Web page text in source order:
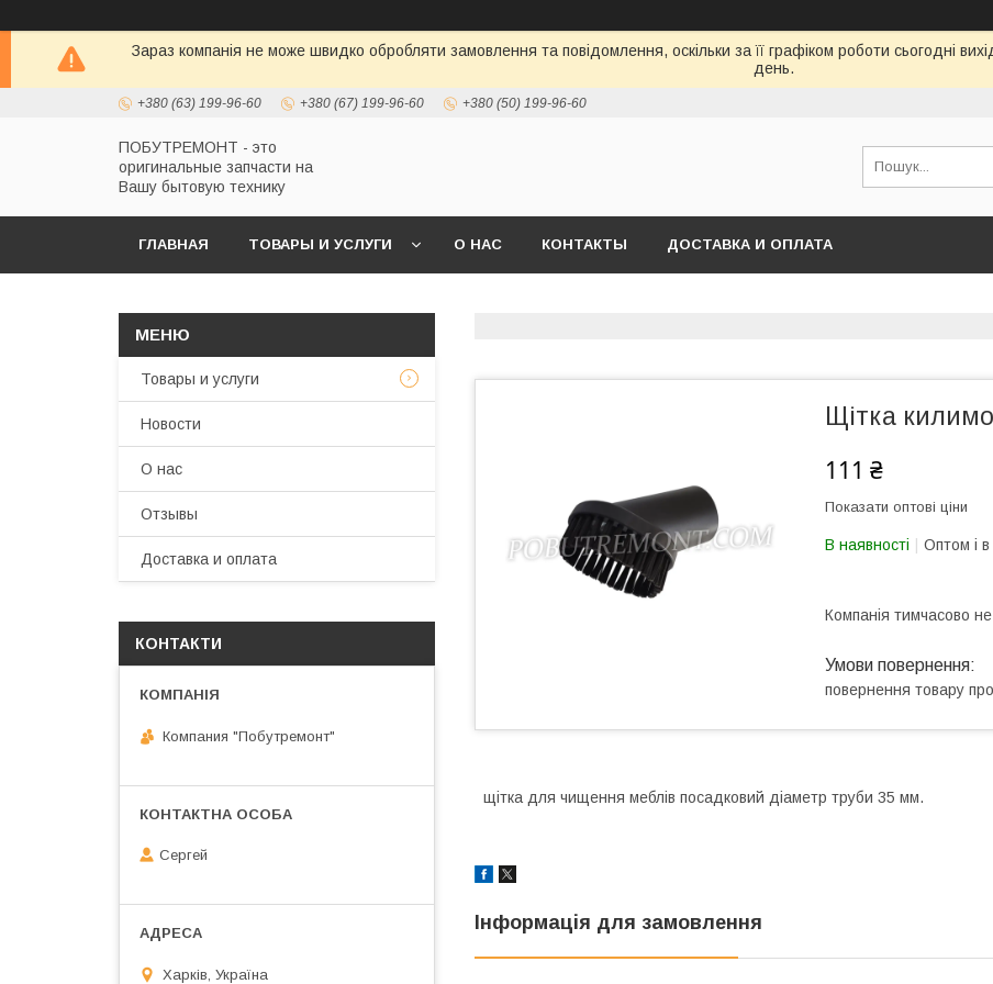
Зараз компанія не може швидко обробляти замовлення та повідомлення, оскільки за її графіком роботи сьогодні
день.
+380 (63) 199-96-60 +380 (67) 199-96-60 +380 (50) 199-96-60
ПОБУТРЕМОНТ - это
оригинальные запчасти на
Вашу бытовую технику
ГЛАВНАЯ ТОВАРЫ И УСЛУГИ О НАС КОНТАКТЫ ДОСТАВКА И ОПЛАТА
Щітка
111 ₴
Показати оптові ціни
В наявності Оптом і в
Компанія тимчасово
повернення товару
щітка для чищення меблів посадковий діаметр труби 35 мм.
Інформація для замовлення
Товары и услуги
Новости
О нас
Отзывы
Доставка и оплата
КОНТАКТИ
Компания "Побутремонт"
Сергей
Харків, Україна